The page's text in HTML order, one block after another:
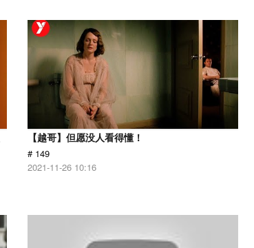
【越哥】但愿没人看得懂！
# 149
2021-11-26 10:16